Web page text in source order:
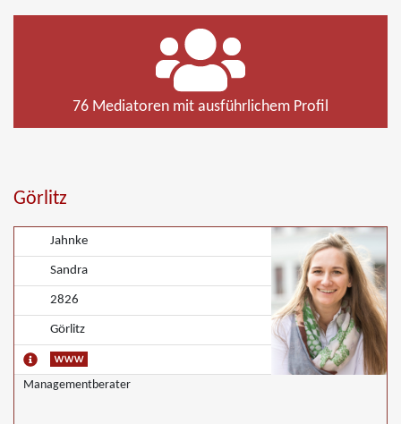
76 Mediatoren mit ausführlichem Profil
Görlitz
Jahnke
Sandra
2826
Görlitz
Managementberater